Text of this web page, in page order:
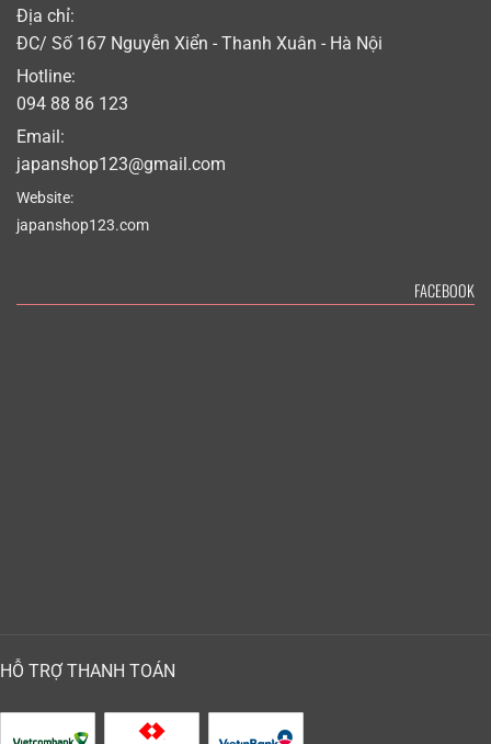
Địa chỉ:
ĐC/ Số 167 Nguyễn Xiển - Thanh Xuân - Hà Nội
Hotline:
094 88 86 123
Email:
japanshop123@gmail.com
Website:
japanshop123.com
FACEBOOK
HỖ TRỢ THANH TOÁN